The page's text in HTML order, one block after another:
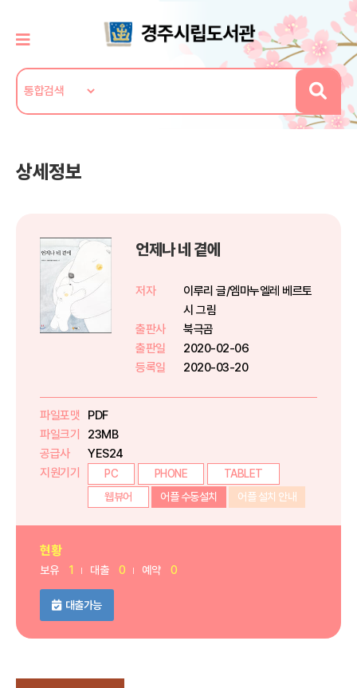
상세정보
언제나 네 곁에
저자
이루리 글/엠마누엘레 베르토
시 그림
출판사
북극곰
출판일
2020-02-06
등록일
2020-03-20
파일포맷
PDF
파일크기
23MB
공급사
YES24
지원기기
PC PHONE
TABLET
웹뷰어
어플 수동설치 어플 설치 안내
현황
보유 1 대출 0 예약 0
대출가능